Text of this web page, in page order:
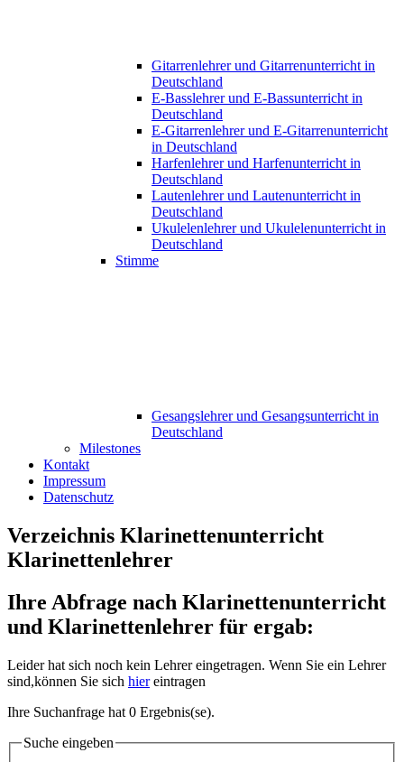
Gitarrenlehrer und Gitarrenunterricht in
Deutschland
E-Basslehrer und E-Bassunterricht in
Deutschland
E-Gitarrenlehrer und E-Gitarrenunterricht
in Deutschland
Harfenlehrer und Harfenunterricht in
Deutschland
Lautenlehrer und Lautenunterricht in
Deutschland
Ukulelenlehrer und Ukulelenunterricht in
Deutschland
Stimme
Gesangslehrer und Gesangsunterricht in
Deutschland
Milestones
Kontakt
Impressum
Datenschutz
Verzeichnis Klarinettenunterricht
Klarinettenlehrer
Ihre Abfrage nach Klarinettenunterricht
und Klarinettenlehrer für ergab:
Leider hat sich noch kein Lehrer eingetragen. Wenn Sie ein Lehrer
sind,können Sie sich hiereintragen
Ihre Suchanfrage hat 0 Ergebnis(se).
Suche eingeben